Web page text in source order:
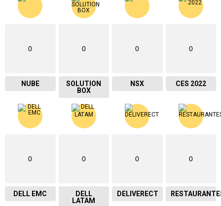
0
NUBE
0
SOLUTION
BOX
0
NSX
0
CES 2022
0
DELL EMC
0
DELL
LATAM
0
DELIVERECT
0